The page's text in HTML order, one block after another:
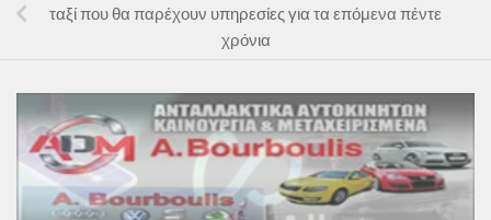
ταξί που θα παρέχουν υπηρεσίες για τα επόμενα πέντε
χρόνια